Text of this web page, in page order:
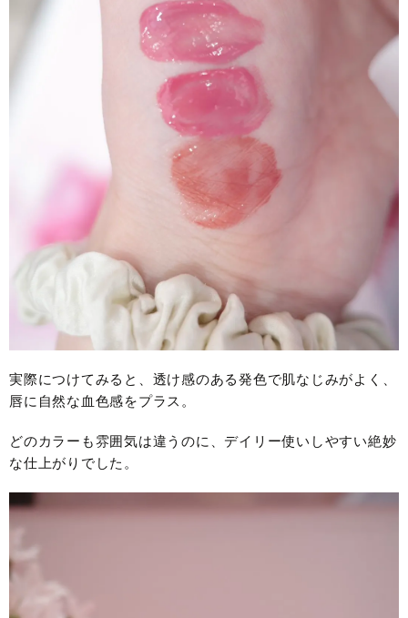
実際につけてみると、透け感のある発色で肌なじみがよく、
唇に自然な血色感をプラス。
どのカラーも雰囲気は違うのに、デイリー使いしやすい絶妙
な仕上がりでした。